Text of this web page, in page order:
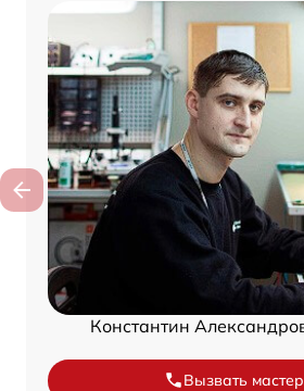
Константин
Вызвать